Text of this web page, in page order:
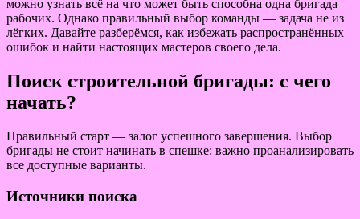
можно узнать всё на что может быть способна одна бригада
рабочих. Однако правильный выбор команды — задача не из
лёгких. Давайте разберёмся, как избежать распространённых
ошибок и найти настоящих мастеров своего дела.
Поиск строительной бригады: с чего
начать?
Правильный старт — залог успешного завершения. Выбор
бригады не стоит начинать в спешке: важно проанализировать
все доступные варианты.
Источники поиска